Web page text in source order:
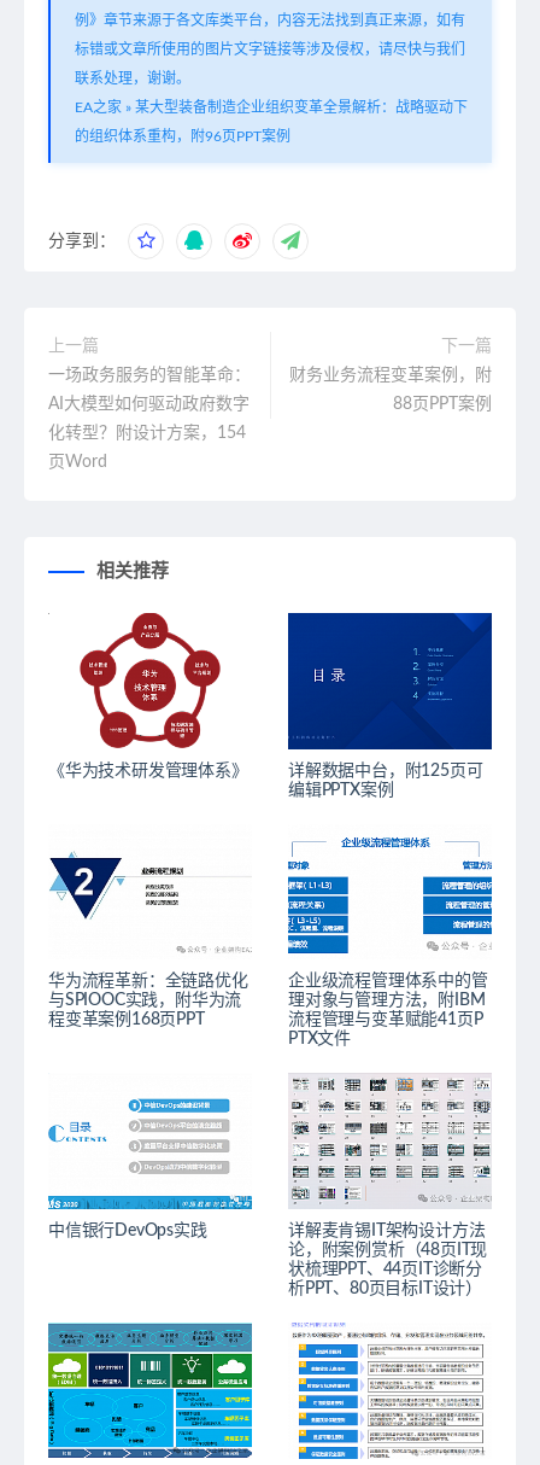
例》章节来源于各文库类平台，内容无法找到真正来源，如有
标错或文章所使用的图片文字链接等涉及侵权，请尽快与我们
联系处理，谢谢。
EA之家 » 某大型装备制造企业组织变革全景解析：战略驱动下
的组织体系重构，附96页PPT案例
分享到：
上一篇
一场政务服务的智能革命：
AI大模型如何驱动政府数字
化转型？附设计方案，154
页Word
下一篇
财务业务流程变革案例，附
88页PPT案例
相关推荐
《华为技术研发管理体系》
详解数据中台，附125页可
编辑PPTX案例
华为流程革新：全链路优化
与SPIOOC实践，附华为流
程变革案例168页PPT
企业级流程管理体系中的管
理对象与管理方法，附IBM
流程管理与变革赋能41页P
PTX文件
中信银行DevOps实践
详解麦肯锡IT架构设计方法
论，附案例赏析（48页IT现
状梳理PPT、44页IT诊断分
析PPT、80页目标IT设计）